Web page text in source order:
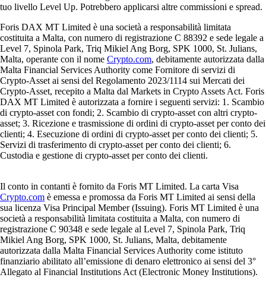
tuo livello Level Up. Potrebbero applicarsi altre commissioni e spread.
Foris DAX MT Limited è una società a responsabilità limitata
costituita a Malta, con numero di registrazione C 88392 e sede legale a
Level 7, Spinola Park, Triq Mikiel Ang Borg, SPK 1000, St. Julians,
Malta, operante con il nome Crypto.com, debitamente autorizzata dalla
Malta Financial Services Authority come Fornitore di servizi di
Crypto-Asset ai sensi del Regolamento 2023/1114 sui Mercati dei
Crypto-Asset, recepito a Malta dal Markets in Crypto Assets Act. Foris
DAX MT Limited è autorizzata a fornire i seguenti servizi: 1. Scambio
di crypto-asset con fondi; 2. Scambio di crypto-asset con altri crypto-
asset; 3. Ricezione e trasmissione di ordini di crypto-asset per conto dei
clienti; 4. Esecuzione di ordini di crypto-asset per conto dei clienti; 5.
Servizi di trasferimento di crypto-asset per conto dei clienti; 6.
Custodia e gestione di crypto-asset per conto dei clienti.
Il conto in contanti è fornito da Foris MT Limited. La carta Visa
Crypto.com è emessa e promossa da Foris MT Limited ai sensi della
sua licenza Visa Principal Member (Issuing). Foris MT Limited è una
società a responsabilità limitata costituita a Malta, con numero di
registrazione C 90348 e sede legale al Level 7, Spinola Park, Triq
Mikiel Ang Borg, SPK 1000, St. Julians, Malta, debitamente
autorizzata dalla Malta Financial Services Authority come istituto
finanziario abilitato all’emissione di denaro elettronico ai sensi del 3°
Allegato al Financial Institutions Act (Electronic Money Institutions).